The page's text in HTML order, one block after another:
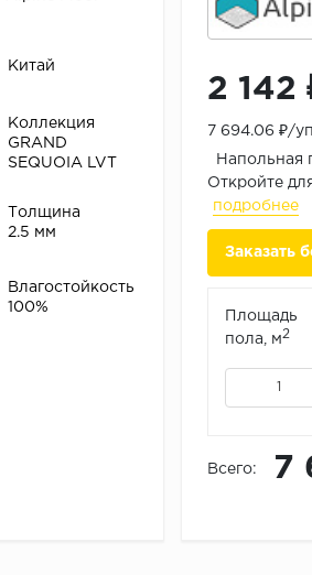
Китай
Коллекция
GRAND
SEQUOIA LVT
Толщина
2.5 мм
Влагостойкость
100%
2 142
7 694.06 ₽/
Напольная
Откройте
подробнее
Заказать
Площадь
пола, м 2
Всего: 7